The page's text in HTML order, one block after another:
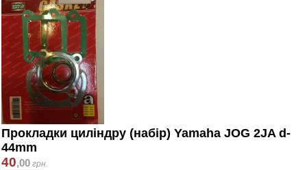
Прокладки циліндру (набір) Yamaha JOG 2JA d-
44mm
40,00 грн.